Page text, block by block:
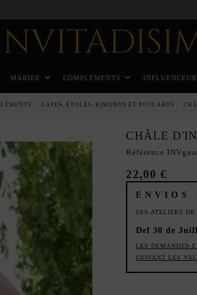
MARIEE COMPLÉMENTS
CAPES, ÉTOLES, KIMONOS ET FOULARDS
CHÂLE
Référence
22,00 €
ENVIOS
SES ATELIERS
Del 30 de
LES DEMANDES
SUIVANT LES